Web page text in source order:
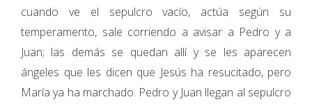
cuando ve el sepulcro vacío, actúa según su
temperamento, sale corriendo a avisar a Pedro y a
Juan; las demás se quedan allí y se les aparecen
ángeles que les dicen que Jesús ha resucitado, pero
María ya ha marchado. Pedro y Juan llegan al sepulcro